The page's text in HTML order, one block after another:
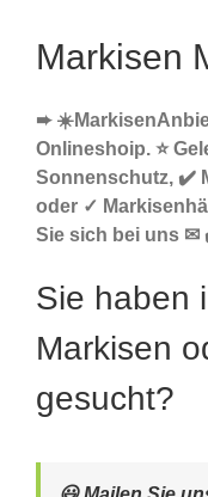
Markisen
➨
Onlineshoip. ⭐
Sonnenschutz, ✔️
oder ✓
Sie sich bei uns ✉
Sie haben
Markisen
gesucht?